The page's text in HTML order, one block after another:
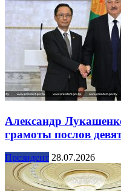
Александр
грамоты послов
Президент 28.07.2026